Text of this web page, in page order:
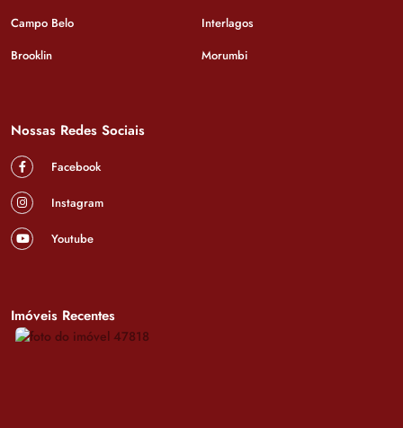
Campo Belo
Interlagos
Brooklin
Morumbi
Nossas Redes Sociais
Facebook
Instagram
Youtube
Imóveis Recentes